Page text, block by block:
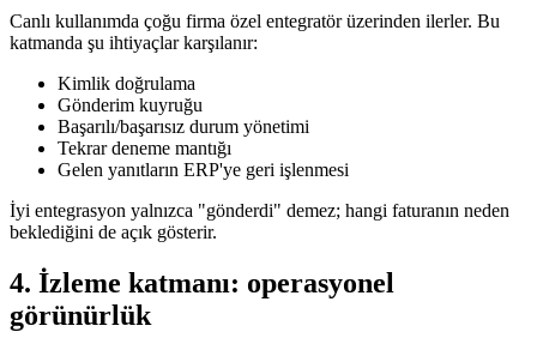
Canlı kullanımda çoğu firma özel entegratör üzerinden ilerler. Bu
katmanda şu ihtiyaçlar karşılanır:
Kimlik doğrulama
Gönderim kuyruğu
Başarılı/başarısız durum yönetimi
Tekrar deneme mantığı
Gelen yanıtların ERP'ye geri işlenmesi
İyi entegrasyon yalnızca "gönderdi" demez; hangi faturanın neden
beklediğini de açık gösterir.
4. İzleme katmanı: operasyonel
görünürlük